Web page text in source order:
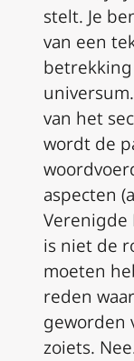
stelt. Je
van een
van het
wordt de
aspecten
Verenigde
is niet de
moeten
reden
geworden
zoiets.